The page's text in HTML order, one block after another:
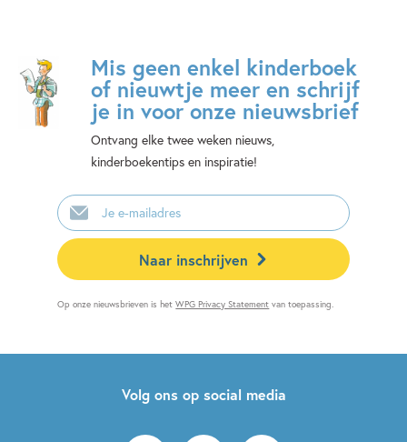
Mis geen enkel kinderboek
of nieuwtje meer en schrijf
je in voor onze nieuwsbrief
Ontvang elke twee weken nieuws,
kinderboekentips en inspiratie!
E-
mailadres
Naar inschrijven
Op onze nieuwsbrieven is hetWPG Privacy Statement van toepassing.
Volg ons op social media